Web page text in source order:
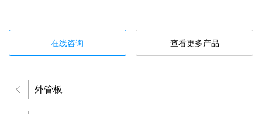
在线咨询 查看更多产品
外管板